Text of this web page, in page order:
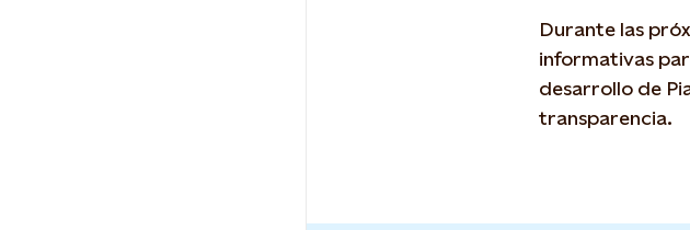
Durante las
informativas
desarrollo de
transparencia.